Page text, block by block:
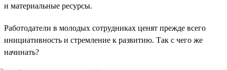
и материальные ресурсы.
Работодатели в молодых сотрудниках ценят прежде всего
инициативность и стремление к развитию. Так с чего же
начинать?